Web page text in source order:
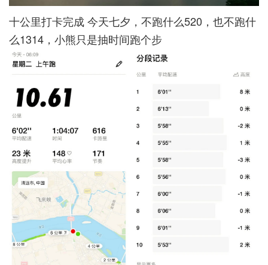
十公里打卡完成 今天七夕，不跑什么520，也不跑什
么1314，小熊只是抽时间跑个步